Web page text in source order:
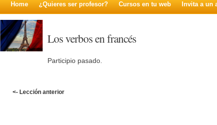
Home ¿Quieres ser profesor? Cursos en tu web Invita a un
Los verbos en francés
Participio pasado.
<- Lección anterior